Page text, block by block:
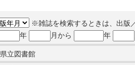
※雑誌を検索するときは、出版
年
月から 年
県立図書館